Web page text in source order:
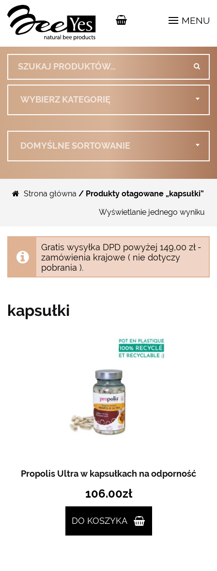
MENU
WYBIERZ KATEGORIĘ
DOMYŚLNE SORTOWANIE
Strona główna / Produkty otagowane „kapsułki”
Wyświetlanie jednego wyniku
Gratis wysyłka DPD powyżej 149,00 zł -
zamówienia krajowe ( nie dotyczy
pobrania ).
kapsułki
Propolis Ultra w kapsułkach na odporność
106.00zł
DO KOSZYKA